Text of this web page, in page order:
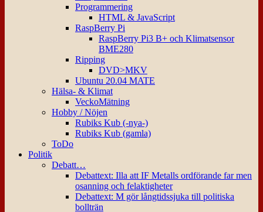
Programmering
HTML & JavaScript
RaspBerry Pi
RaspBerry Pi3 B+ och Klimatsensor
BME280
Ripping
DVD>MKV
Ubuntu 20.04 MATE
Hälsa- & Klimat
VeckoMätning
Hobby / Nöjen
Rubiks Kub (-nya-)
Rubiks Kub (gamla)
ToDo
Politik
Debatt…
Debattext: Illa att IF Metalls ordförande far men
osanning och felaktigheter
Debattext: M gör långtidssjuka till politiska
bollträn